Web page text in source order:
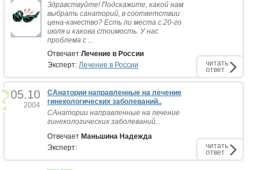
Здравствуйте! Подскажите, какой нам
выбрать санаторий, в соответствии
цена-качество? Есть ли места с 20-го
июля и какова стоимость. У нас
проблема с ...
Отвечает Лечение в России
Эксперт: Лечение в России читать
ответ
05.10
2004
САнатории направленные на лечение
гинекологических заболеваний..
САнатории направленные на лечение
гинекологических заболеваний...
Отвечает Маньшина Надежда
Эксперт:
читать
ответ